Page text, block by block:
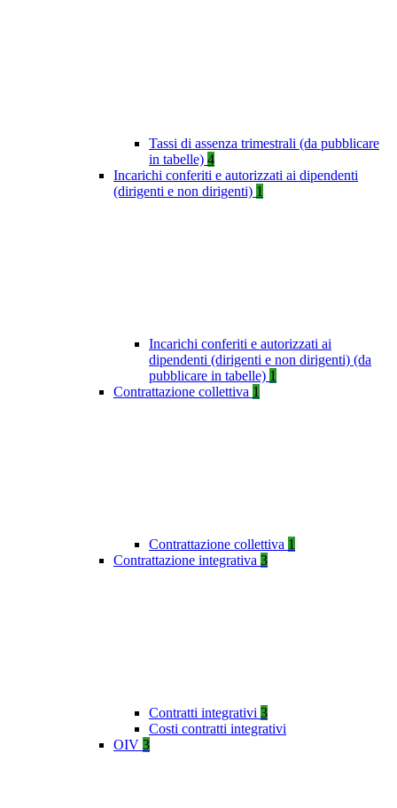
Tassi di assenza trimestrali (da pubblicare
in tabelle) 4
Incarichi conferiti e autorizzati ai dipendenti
(dirigenti e non dirigenti) 1
Incarichi conferiti e autorizzati ai
dipendenti (dirigenti e non dirigenti) (da
pubblicare in tabelle) 1
Contrattazione collettiva 1
Contrattazione collettiva 1
Contrattazione integrativa 3
Contratti integrativi 3
Costi contratti integrativi
OIV 3